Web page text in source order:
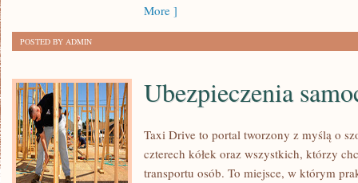
More ]
POSTED BY ADMIN
Ubezpieczenia
Taxi Drive to portal tworzony z myślą o
czterech kółek oraz wszystkich, którzy
transportu osób. To miejsce, w którym